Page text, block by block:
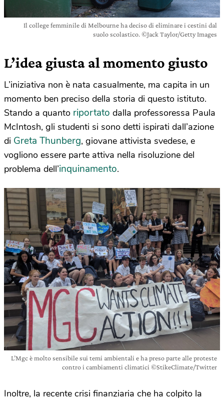
Il college femminile di Melbourne ha deciso di eliminare i cestini dal
suolo scolastico. ©Jack Taylor/Getty Images
L’idea giusta al momento giusto
L’iniziativa non è nata casualmente, ma capita in un
momento ben preciso della storia di questo istituto.
Stando a quanto riportato dalla professoressa Paula
McIntosh, gli studenti si sono detti ispirati dall’azione
di Greta Thunberg, giovane attivista svedese, e
vogliono essere parte attiva nella risoluzione del
problema dell’inquinamento.
L’Mgc è molto sensibile sui temi ambientali e ha preso parte alle proteste
contro i cambiamenti climatici ©StikeClimate/Twitter
Inoltre, la recente crisi finanziaria che ha colpito la